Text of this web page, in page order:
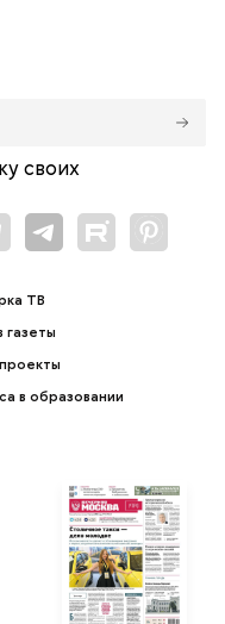
своих
ТВ
газеты
в образовании